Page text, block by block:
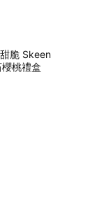
脆 Skeen
桃禮盒